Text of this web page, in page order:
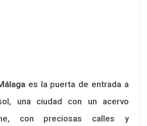
es la puerta de entrada a
una ciudad con un acervo
con preciosas calles y